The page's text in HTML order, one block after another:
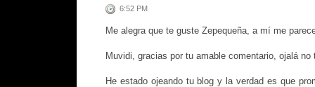
6:52 PM
Me alegra que te guste Zepequeña, a mí me
Muvidi, gracias por tu amable comentario, ojalá no
He estado ojeando tu blog y la verdad es que